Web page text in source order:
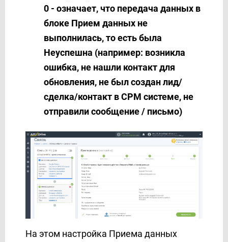
0 - означает, что передача данных в
блоке Прием данных не
выполнилась, то есть была
Неуспешна (например: возникла
ошибка, не нашли контакт для
обновления, не был создан лид/
сделка/контакт в СРМ системе, не
отправили сообщение / письмо)
На этом настройка Приема данных